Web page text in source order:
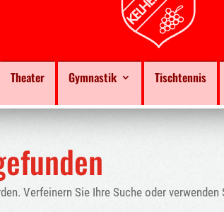
Theater Gymnastik Tischtennis
Verfeinern Sie Ihre Suche oder